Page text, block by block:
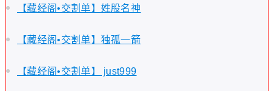
【藏经阁•交割单】姓股名神
【藏经阁•交割单】独孤一箭
【藏经阁•交割单】 just999